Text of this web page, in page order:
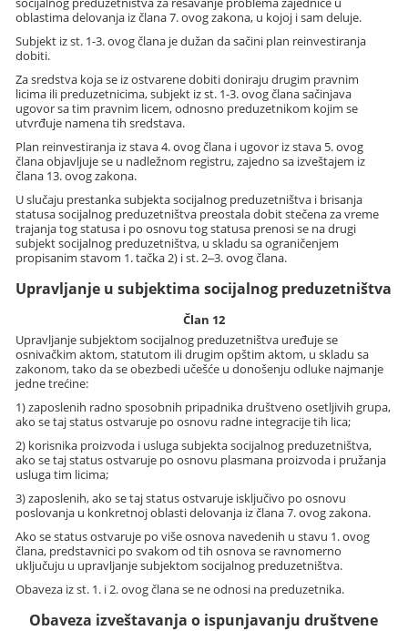
oblastima delovanja iz člana 7. ovog zakona, u kojoj i sam deluje.
Subjekt iz st. 1-3. ovog člana je dužan da sačini plan reinvestiranja
dobiti.
Za sredstva koja se iz ostvarene dobiti doniraju drugim pravnim
licima ili preduzetnicima, subjekt iz st. 1-3. ovog člana sačinjava
ugovor sa tim pravnim licem, odnosno preduzetnikom kojim se
utvrđuje namena tih sredstava.
Plan reinvestiranja iz stava 4. ovog člana i ugovor iz stava 5. ovog
člana objavljuje se u nadležnom registru, zajedno sa izveštajem iz
člana 13. ovog zakona.
U slučaju prestanka subjekta socijalnog preduzetništva i brisanja
statusa socijalnog preduzetništva preostala dobit stečena za vreme
trajanja tog statusa i po osnovu tog statusa prenosi se na drugi
subjekt socijalnog preduzetništva, u skladu sa ograničenjem
propisanim stavom 1. tačka 2) i st. 2‒3. ovog člana.
Upravljanje u subjektima socijalnog preduzetništva
Član 12
Upravljanje subjektom socijalnog preduzetništva uređuje se
osnivačkim aktom, statutom ili drugim opštim aktom, u skladu sa
zakonom, tako da se obezbedi učešće u donošenju odluke najmanje
jedne trećine:
1) zaposlenih radno sposobnih pripadnika društveno osetljivih grupa,
ako se taj status ostvaruje po osnovu radne integracije tih lica;
2) korisnika proizvoda i usluga subjekta socijalnog preduzetništva,
ako se taj status ostvaruje po osnovu plasmana proizvoda i pružanja
usluga tim licima;
3) zaposlenih, ako se taj status ostvaruje isključivo po osnovu
poslovanja u konkretnoj oblasti delovanja iz člana 7. ovog zakona.
Ako se status ostvaruje po više osnova navedenih u stavu 1. ovog
člana, predstavnici po svakom od tih osnova se ravnomerno
uključuju u upravljanje subjektom socijalnog preduzetništva.
Obaveza iz st. 1. i 2. ovog člana se ne odnosi na preduzetnika.
Obaveza izveštavanja o ispunjavanju društvene